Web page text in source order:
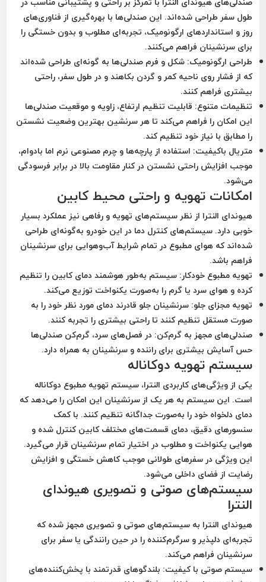
طول سفر طراحی شده‌اند. این صندلی‌ها با بهره‌گیری از فناوری‌های
روز و استانداردهای ارگونومیک، تجربه‌ای مطلوب و بدون خستگی را
برای سرنشینان فراهم می‌کنند.
طراحی ارگونومیک: شکل و فرم صندلی‌ها به گونه‌ای طراحی شده‌اند
که از فشار روی ناحیه کمر و گردن بکاهند و در طول سفر، راحتی
بیشتری فراهم کنند.
تنظیمات متنوع: قابلیت تنظیم ارتفاع، زاویه و موقعیت صندلی‌ها
این امکان را فراهم می‌کند تا هر سرنشین بهترین وضعیت نشستن
را مطابق با نیاز خود تنظیم کند.
متریال باکیفیت: استفاده از پارچه‌ها و چرم مصنوعی نرم اما بادوام،
موجب افزایش راحتی نشستن در کنار مقاومت بالا در برابر فرسودگی
می‌شود.
امکانات تهویه و راحتی محیط کابین
هیوندای النترا از نظر سیستم‌های تهویه و رفاهی نیز عملکرد بسیار
خوبی دارد. سیستم‌های کنترل دما در این خودرو به‌گونه‌ای طراحی
شده‌اند که هوای مطبوع در تمام شرایط آب‌و‌هوایی برای سرنشینان
فراهم باشد.
تهویه مطبوع خودکار: سیستم به‌طور هوشمند دمای کابین را تنظیم
کرده و هوای سرد یا گرم را به‌صورت یکنواخت توزیع می‌کند.
تهویه مجزای جلو: سرنشینان جلو قادرند دمای مورد نظر خود را به
صورت مستقل تنظیم کنند تا راحتی بیشتری را تجربه کنند.
صندلی‌های مجهز به گرم‌کن: در فصل‌های سرد، گرم‌کن صندلی‌ها
حس آسایش بیشتری برای راننده و سرنشینان به همراه دارد.
سیستم تهویه دوکاناله
یکی از ویژگی‌های کاربردی النترا،سیستم تهویه مطبوع دوکاناله
است. این سیستم به هر یک از سرنشینان این امکان را می‌دهد که
دمای دلخواه خود را به‌صورت جداگانه تنظیم کنند. با کمک
سنسورهای دقیق، دمای قسمت‌های مختلف کابین کنترل شده و
هوایی یکنواخت و مطلوب در اختیار تمام سرنشینان قرار می‌گیرد.
این ویژگی در سفرهای طولانی موجب کاهش خستگی و افزایش
رضایت از فضای داخلی می‌شود.
سیستم‌های صوتی و تصویری هیوندای
النترا
هیوندای النترا به سیستم‌های صوتی و تصویری مجهز شده که
تجربه‌ای دلپذیر و سرگرم‌کننده را در حین رانندگی یا سفر برای
سرنشینان فراهم می‌کند.
سیستم صوتی با کیفیت: بلندگوهای قدرتمند با پخش‌کننده‌های